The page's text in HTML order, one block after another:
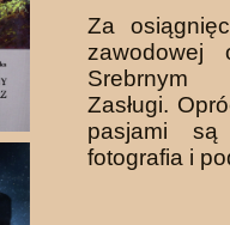
Za
zawodowej
Zasługi.
pasjami są
fotografia i